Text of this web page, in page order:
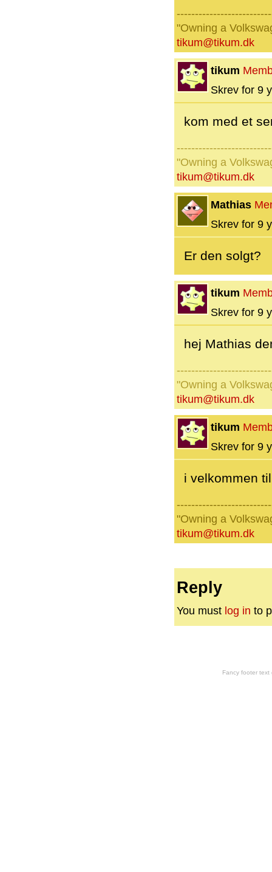
"Owning a
tikum@tikum.dk
tikum
Skrev for 9
kom med et
"Owning a
tikum@tikum.dk
Mathias
Skrev for 9
Er den solgt?
tikum
Skrev for 9
hej Mathias
"Owning a
tikum@tikum.dk
tikum
Skrev for 9
i velkommen
"Owning a
tikum@tikum.dk
Reply
You must log in to
Fancy footer